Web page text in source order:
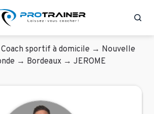
Coach sportif à domicile → Nouvelle
→ Bordeaux → JEROME